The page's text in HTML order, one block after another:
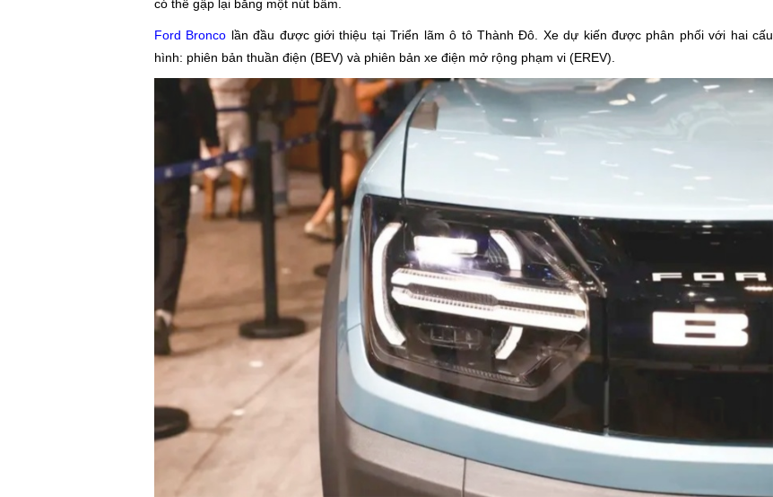
có thể gập lại bằng một nút bấm.
Ford Bronco lần đầu được giới thiệu tại Triển lãm ô tô Thành Đô. Xe dự kiến được phân phối với hai cấu
hình: phiên bản thuần điện (BEV) và phiên bản xe điện mở rộng phạm vi (EREV).